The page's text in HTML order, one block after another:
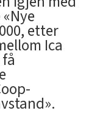
etter
Ica